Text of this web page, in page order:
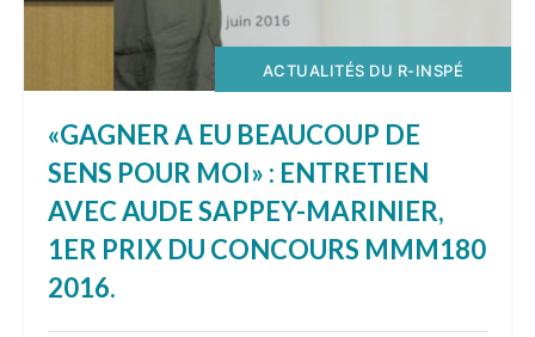
ACTUALITÉS DU R-INSPÉ
«GAGNER A EU BEAUCOUP DE
SENS POUR MOI» : ENTRETIEN
AVEC AUDE SAPPEY-MARINIER,
1ER PRIX DU CONCOURS MMM180
2016.